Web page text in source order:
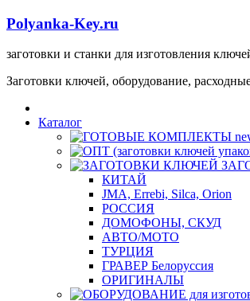
Polyanka-Key.ru
заготовки и станки для изготовления
Заготовки ключей, оборудование,
Каталог
КИТАЙ
JMA, Errebi, Silca, Orion
РОССИЯ
ДОМОФОНЫ, СКУД
ABTO/МОТО
ТУРЦИЯ
ГРАВЕР Белоруссия
ОРИГИНАЛЫ